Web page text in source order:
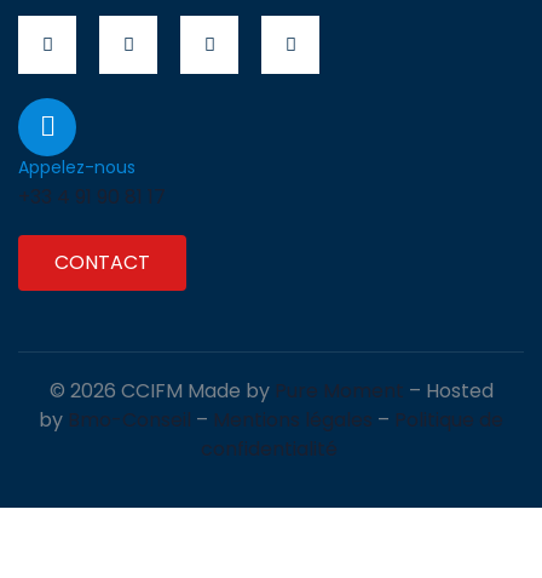
Appelez-nous
+33 4 91 90 81 17
CONTACT
© 2026 CCIFM Made by Pure Moment – Hosted
by Bmo-Conseil – Mentions légales – Politique de
confidentialité